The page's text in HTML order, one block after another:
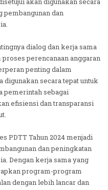
dan
dialog dan kerja sama
perencanaan anggaran
penting dalam
digunakan secara tepat untuk
pemerintah sebagai
efisiensi dan transparansi
PDTT Tahun 2024 menjadi
dan peningkatan
Dengan kerja sama yang
program-program
dengan lebih lancar dan